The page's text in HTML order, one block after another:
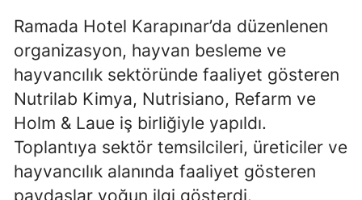
İstanbul
İzmir
Kars
Kastamonu
Kayseri
Kırklareli
Ramada Hotel Karapınar’da düzenlenen
organizasyon, hayvan besleme ve
hayvancılık sektöründe faaliyet gösteren
Nutrilab Kimya, Nutrisiano, Refarm ve
Holm & Laue iş birliğiyle yapıldı.
Toplantıya sektör temsilcileri, üreticiler ve
hayvancılık alanında faaliyet gösteren
paydaşlar yoğun ilgi gösterdi.